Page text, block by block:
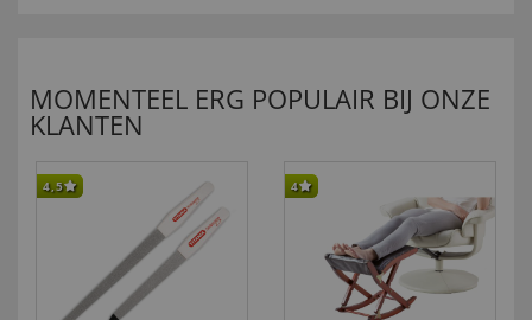
MOMENTEEL ERG POPULAIR BIJ ONZE
KLANTEN
4,5 4